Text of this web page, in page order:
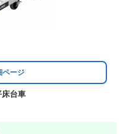
ページ
床台車